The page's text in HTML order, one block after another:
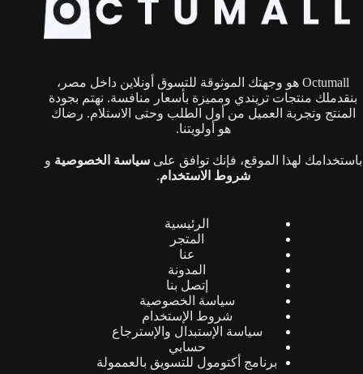
يمكن
اختيار
المنتج
Octumall هو وجهتك الموثوقة للتسوق أونلاين داخل مصر،
بنقدملك منتجات تريندي ومميزة بأسعار منافسة. نهتم بجودة
المنتج وتجربة العميل من أول الطلب وحتى الاستلام. رضاك
هو أولويتنا.
باستخدامك لهذا الموقع، فإنك توافق علىسياسة الخصوصية و
شروط الاستخدام.
الرئيسية
المتجر
عنا
المدونة
إتصل بنا
سياسة الخصوصية
شروط الإستخدام
سياسة الإستبدال والإسترجاع
حسابي
برنامج أكتومول للتسويق بالعممولة